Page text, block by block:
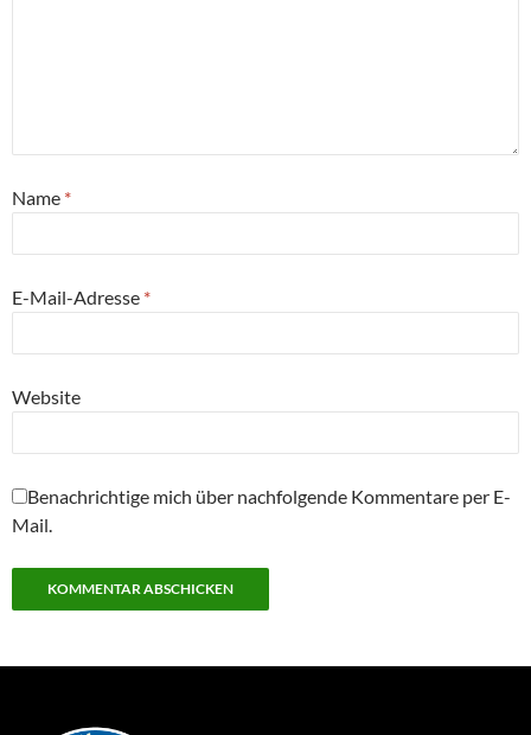
Name *
E-Mail-Adresse *
Website
Benachrichtige mich über nachfolgende Kommentare per E-
Mail.